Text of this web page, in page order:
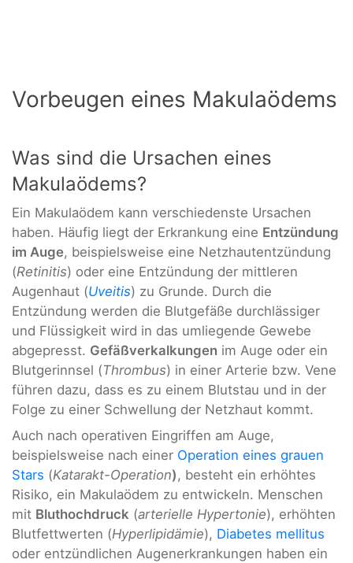
Vorbeugen eines Makulaödems
Was sind die Ursachen eines
Makulaödems?
Ein Makulaödem kann verschiedenste Ursachen
haben. Häufig liegt der Erkrankung eine Entzündung
im Auge, beispielsweise eine Netzhautentzündung
(Retinitis) oder eine Entzündung der mittleren
Augenhaut (Uveitis) zu Grunde. Durch die
Entzündung werden die Blutgefäße durchlässiger
und Flüssigkeit wird in das umliegende Gewebe
abgepresst. Gefäßverkalkungen im Auge oder ein
Blutgerinnsel (Thrombus) in einer Arterie bzw. Vene
führen dazu, dass es zu einem Blutstau und in der
Folge zu einer Schwellung der Netzhaut kommt.
Auch nach operativen Eingriffen am Auge,
beispielsweise nach einer Operation eines grauen
Stars (Katarakt-Operation), besteht ein erhöhtes
Risiko, ein Makulaödem zu entwickeln. Menschen
mit Bluthochdruck (arterielle Hypertonie), erhöhten
Blutfettwerten (Hyperlipidämie), Diabetes mellitus
oder entzündlichen Augenerkrankungen haben ein